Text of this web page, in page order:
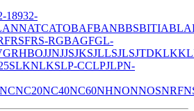
18932-
ANNATCATOBAFBANBBSBITIABLA
FRSFRS-RGBAGFGL-
GRHBOJJNJJSJKSJLLSJLSJTDKLK
LKNLKSLP-CCLPJLPN-
NCNC20NC40NC60NHNONNOSNRF